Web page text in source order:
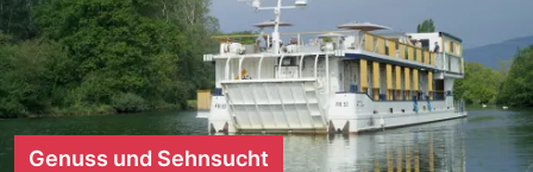
Genuss und Sehnsucht